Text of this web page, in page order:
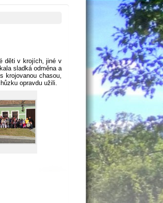
děti v krojích, jiné v
sladká odměna a
krojovanou chasou,
opravdu užili.